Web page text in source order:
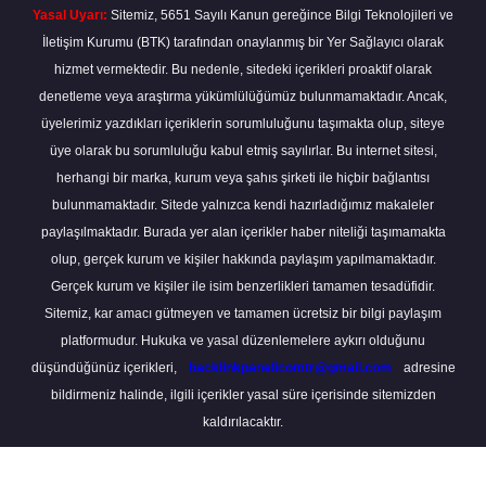
Yasal Uyarı: Sitemiz, 5651 Sayılı Kanun gereğince Bilgi Teknolojileri ve
İletişim Kurumu (BTK) tarafından onaylanmış bir Yer Sağlayıcı olarak
hizmet vermektedir. Bu nedenle, sitedeki içerikleri proaktif olarak
denetleme veya araştırma yükümlülüğümüz bulunmamaktadır. Ancak,
üyelerimiz yazdıkları içeriklerin sorumluluğunu taşımakta olup, siteye
üye olarak bu sorumluluğu kabul etmiş sayılırlar. Bu internet sitesi,
herhangi bir marka, kurum veya şahıs şirketi ile hiçbir bağlantısı
bulunmamaktadır. Sitede yalnızca kendi hazırladığımız makaleler
paylaşılmaktadır. Burada yer alan içerikler haber niteliği taşımamakta
olup, gerçek kurum ve kişiler hakkında paylaşım yapılmamaktadır.
Gerçek kurum ve kişiler ile isim benzerlikleri tamamen tesadüfidir.
Sitemiz, kar amacı gütmeyen ve tamamen ücretsiz bir bilgi paylaşım
platformudur. Hukuka ve yasal düzenlemelere aykırı olduğunu
düşündüğünüz içerikleri,
backlinkpanelicomtr@gmail.com
adresine
bildirmeniz halinde, ilgili içerikler yasal süre içerisinde sitemizden
kaldırılacaktır.